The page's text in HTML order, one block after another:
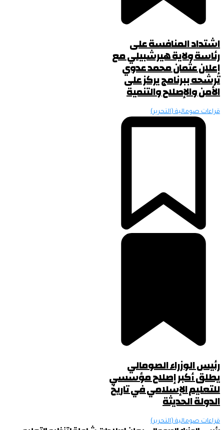
اشتداد المنافسة على
رئاسة ولاية هيرشبيلي مع
إعلان عثمان محمد عدوي
ترشحه ببرنامج يركز على
الأمن والإصلاح والتنمية
قراءات صومالية (التحرير)
رئيس الوزراء الصومالي
يطلق أكبر إصلاح مؤسسي
للتعليم الإسلامي في تاريخ
الدولة الحديثة
قراءات صومالية (التحرير)